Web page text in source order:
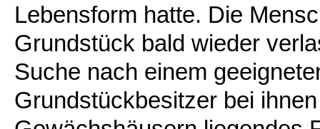
Lebensform hatte. Die
Grundstück bald wieder
Suche nach einem
Grundstückbesitzer bei